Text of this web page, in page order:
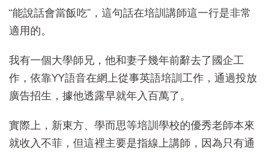
“能說話會當飯吃”，這句話在培訓講師這一行是非常
適用的。
我有一個大學師兄，他和妻子幾年前辭去了國企工
作，依靠YY語音在網上從事英語培訓工作，通過投放
廣告招生，據他透露早就年入百萬了。
實際上，新東方、學而思等培訓學校的優秀老師本來
就收入不菲，但這裡主要是指線上講師，因為只有通